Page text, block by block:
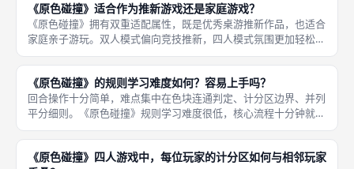
《原色碰撞》适合作为推新游戏还是家庭游戏？
《原色碰撞》拥有双重适配属性，既是优秀桌游推新作品，也适合
家庭亲子游玩。双人模式偏向竞技推新，四人模式氛围更加轻松，
适合家庭多人休闲。作为推新游戏，规则简洁、对局时长适中，能
够让零基础玩家感受抽象策略博弈乐趣；作为家庭游戏，三色美术
清新，没
《原色碰撞》的规则学习难度如何？容易上手吗？
回合操作十分简单，难点集中在色块连通判定、计分区边界、并列
平分细则。《原色碰撞》规则学习难度很低，核心流程十分钟就能
讲解完毕。零基础桌游玩家听完讲解，简单试玩一轮就能熟悉基础
操作。 想要精通布局、卡位、预判对手思路，则需要多局积累经
验，上手
《原色碰撞》四人游戏中，每位玩家的计分区如何与相邻玩家